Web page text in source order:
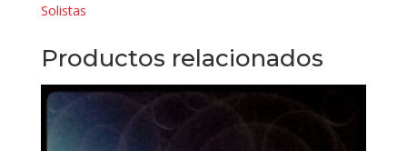
Solistas
Productos relacionados